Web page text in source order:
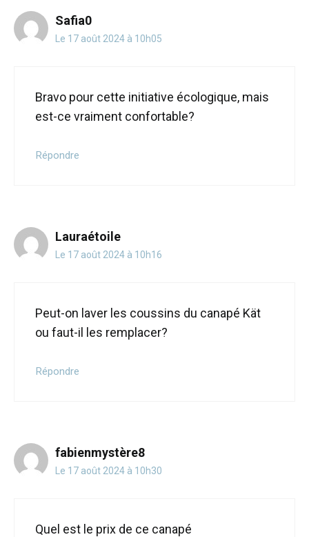
Safia0
Le 17 août 2024 à 10h05
Bravo pour cette initiative écologique, mais
est-ce vraiment confortable?
Répondre
Lauraétoile
Le 17 août 2024 à 10h16
Peut-on laver les coussins du canapé Kät
ou faut-il les remplacer?
Répondre
fabienmystère8
Le 17 août 2024 à 10h30
Quel est le prix de ce canapé